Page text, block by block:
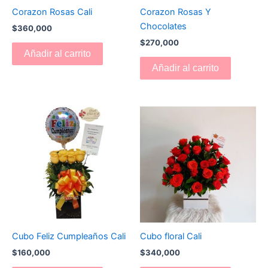
Corazon Rosas Cali
$360,000
Añadir al carrito
Corazon Rosas Y
Chocolates
$270,000
Añadir al carrito
Cubo Feliz Cumpleaños Cali
$160,000
Cubo floral Cali
$340,000